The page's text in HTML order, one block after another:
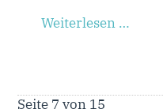
Weiterlesen …
Seite 7 von 15